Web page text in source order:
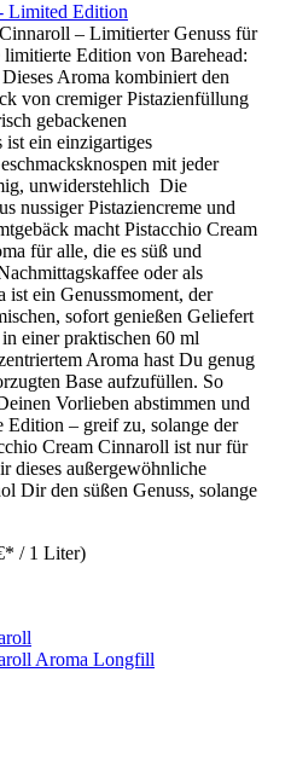
Limited Edition
– Limitierter Genuss für
Edition von Barehead:
Aroma kombiniert den
von cremiger Pistazienfüllung
gebackenen
ist ein einzigartiges
mit jeder
unwiderstehlich Die
nussiger Pistaziencreme und
macht Pistacchio Cream
für alle, die es süß und
oder als
ist ein Genussmoment, der
sofort genießen Geliefert
einer praktischen 60 ml
Aroma hast Du genug
Base aufzufüllen. So
Vorlieben abstimmen und
– greif zu, solange der
Cream Cinnaroll ist nur für
dieses außergewöhnliche
Dir den süßen Genuss, solange
/ 1 Liter)